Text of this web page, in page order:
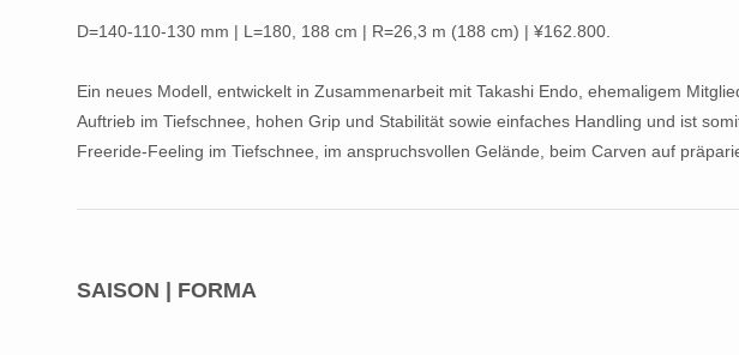
D=140-110-130 mm | L=180, 188 cm | R=26,3 m (188 cm) | ¥162.800.
Ein neues Modell, entwickelt in Zusammenarbeit mit Takashi Endo, ehemaligem
Auftrieb im Tiefschnee, hohen Grip und Stabilität sowie einfaches Handling und ist
Freeride-Feeling im Tiefschnee, im anspruchsvollen Gelände, beim Carven auf
SAISON | FORMA